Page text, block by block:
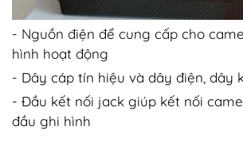
- Nguồn điện để cung cấp cho
hình hoạt động
- Dây cáp tín hiệu và dây điện, dây
- Đầu kết nối jack giúp kết nối
đầu ghi hình